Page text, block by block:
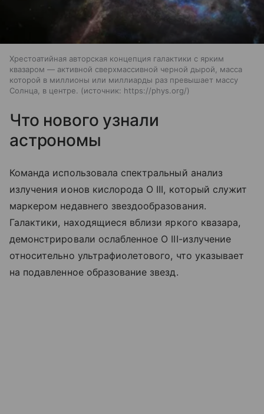
Хрестоатийная авторская концепция галактики с ярким
квазаром — активной сверхмассивной черной дырой, масса
которой в миллионы или миллиарды раз превышает массу
Солнца, в центре.
источник: https://phys.org/
Что нового узнали
астрономы
Команда использовала спектральный анализ
излучения ионов кислорода O III, который служит
маркером недавнего звездообразования.
Галактики, находящиеся вблизи яркого квазара,
демонстрировали ослабленное O III-излучение
относительно ультрафиолетового, что указывает
на подавленное образование звезд.